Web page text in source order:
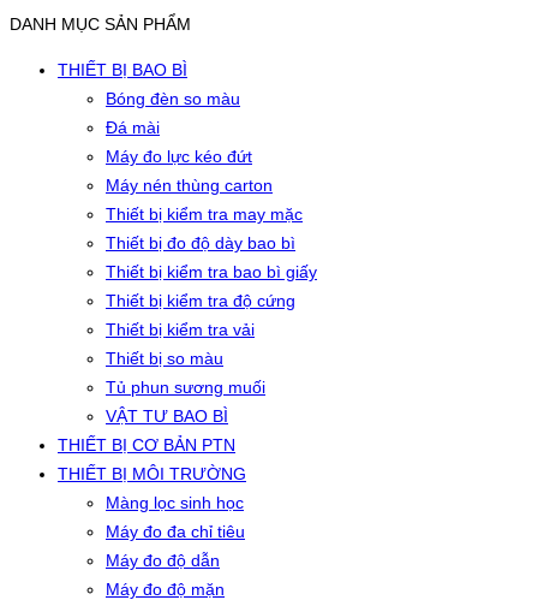
DANH MỤC SẢN PHẨM
THIẾT BỊ BAO BÌ
Bóng đèn so màu
Đá mài
Máy đo lực kéo đứt
Máy nén thùng carton
Thiết bị kiểm tra may mặc
Thiết bị đo độ dày bao bì
Thiết bị kiểm tra bao bì giấy
Thiết bị kiểm tra độ cứng
Thiết bị kiểm tra vải
Thiết bị so màu
Tủ phun sương muối
VẬT TƯ BAO BÌ
THIẾT BỊ CƠ BẢN PTN
THIẾT BỊ MÔI TRƯỜNG
Màng lọc sinh học
Máy đo đa chỉ tiêu
Máy đo độ dẫn
Máy đo độ mặn